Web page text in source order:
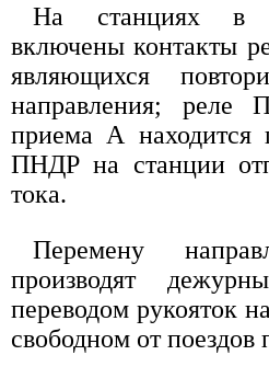
На станциях в
включены контакты
являющихся
направления; реле
приема А находится
ПНДР на станции
тока.
Перемену
производят
переводом рукояток
свободном от поездов